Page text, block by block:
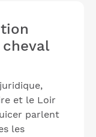
et le Loir
parlent
les